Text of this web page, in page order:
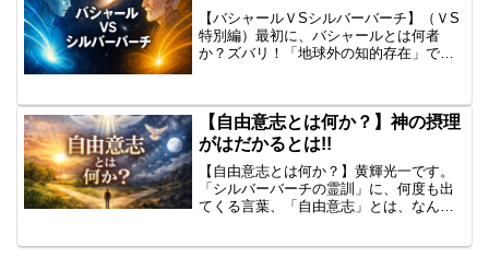
【バシャールＶSシルバーバーチ】（ＶS
特別編）最初に、バシャールとは何者
か？ズバリ！「地球外の知的存在」で
なる相違点」を述べてもらいたし。🐷
ChatGPT:黄輝光一さま...
【自由意志とは何か？】神の摂理
がはだかるとは!!
【自由意志とは何か？】黄輝光一です。
「シルバーバーチの霊訓」に、何度も出
てくる言葉、「自由意志」とは、なんで